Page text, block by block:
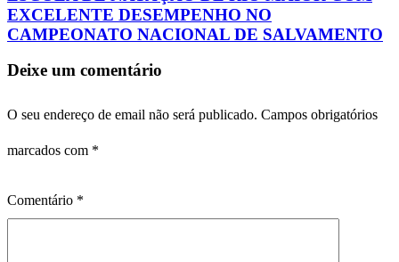
EXCELENTE DESEMPENHO NO
CAMPEONATO NACIONAL DE SALVAMENTO
Deixe um comentário
O seu endereço de email não será publicado. Campos obrigatórios
marcados com *
Comentário *